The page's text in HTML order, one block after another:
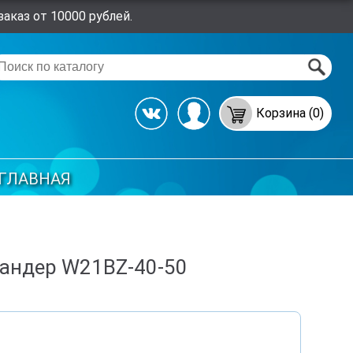
от 10000 рублей.
Корзина (0)
ГЛАВНАЯ
W21BZ-40-50